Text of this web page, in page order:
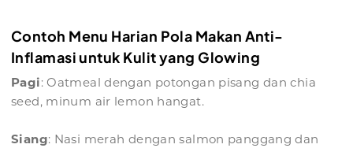
Contoh Menu Harian Pola Makan Anti-
Inflamasi untuk Kulit yang Glowing
Pagi: Oatmeal dengan potongan pisang dan chia
seed, minum air lemon hangat.
Siang: Nasi merah dengan salmon panggang dan